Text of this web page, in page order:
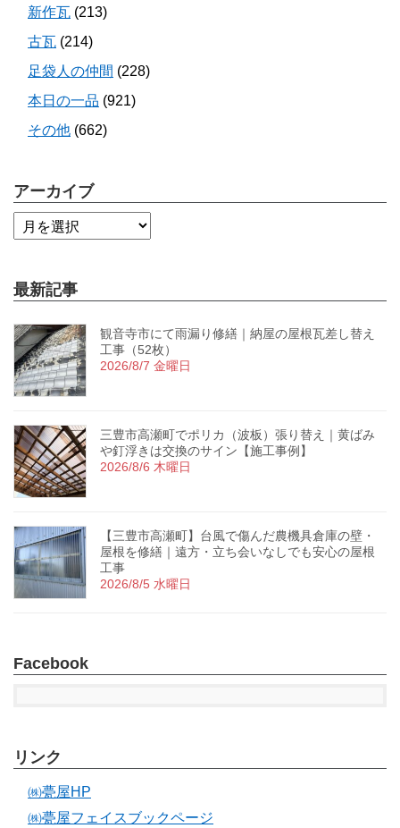
新作瓦 (213)
古瓦 (214)
足袋人の仲間 (228)
本日の一品 (921)
その他 (662)
アーカイブ
最新記事
観音寺市にて雨漏り修繕｜納屋の屋根瓦差し替え
工事（52枚）
2026/8/7 金曜日
三豊市高瀬町でポリカ（波板）張り替え｜黄ばみ
や釘浮きは交換のサイン【施工事例】
2026/8/6 木曜日
【三豊市高瀬町】台風で傷んだ農機具倉庫の壁・
屋根を修繕｜遠方・立ち会いなしでも安心の屋根
工事
2026/8/5 水曜日
Facebook
リンク
㈱甍屋HP
㈱甍屋フェイスブックページ